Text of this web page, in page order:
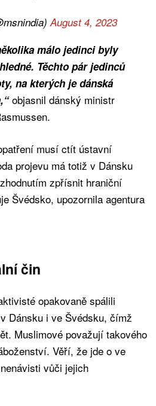
August 4, 2023
málo jedinci byly
Těchto pár jedinců
na kterých je dánská
objasnil dánský ministr
musí ctít ústavní
projevu má totiž v Dánsku
zpřísnit hraniční
Švédsko, upozornila agentura
čin
opakovaně spálili
Dánsku i ve Švédsku, čímž
Muslimové považují takového
Věří, že jde o ve
vůči jejich